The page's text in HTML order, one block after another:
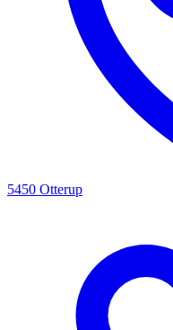
5450 Otterup